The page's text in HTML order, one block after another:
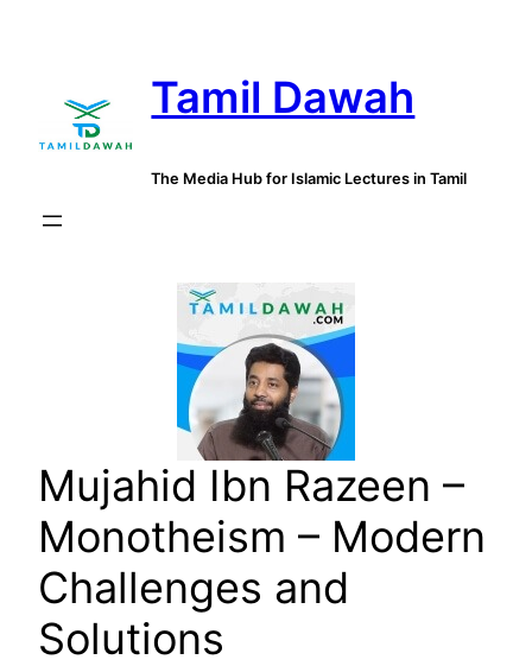
Tamil Dawah
The Media Hub for Islamic Lectures in Tamil
Mujahid Ibn Razeen –
Monotheism – Modern
Challenges and
Solutions